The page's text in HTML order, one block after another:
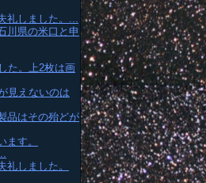
礼しました。...
川県の米口と申
た。上2枚は画
見えないのは
品はその殆どが
ます。
礼しました。